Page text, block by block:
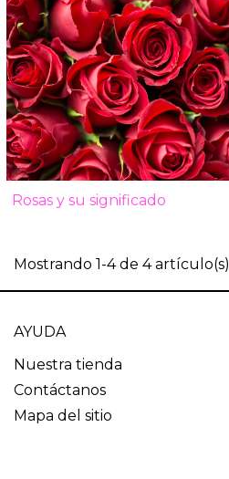
Rosas y su significado
Mostrando 1-4 de 4 artículo(s)
AYUDA
Nuestra tienda
Contáctanos
Mapa del sitio